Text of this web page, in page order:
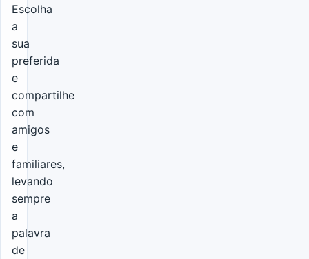
Escolha
a
sua
preferida
e
compartilhe
com
amigos
e
familiares,
levando
sempre
a
palavra
de